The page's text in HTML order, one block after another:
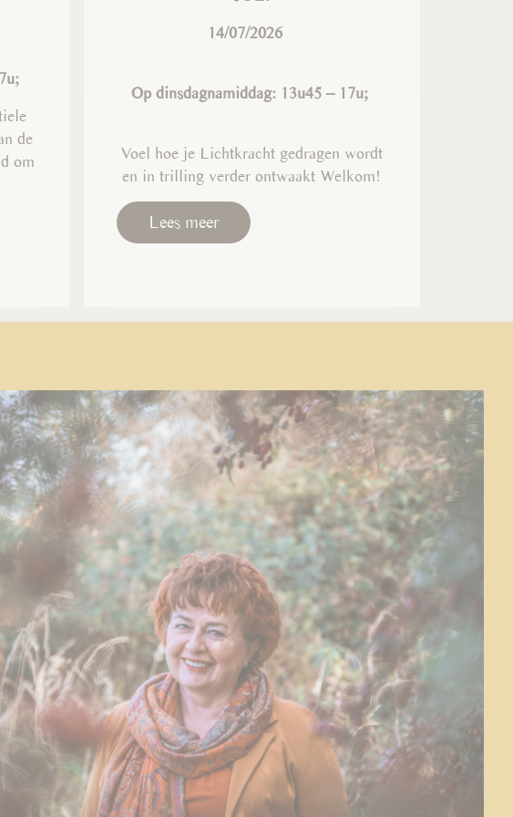
de
om
14/07/2026
Op dinsdagnamiddag: 13u45 – 17u;
Voel hoe je Lichtkracht gedragen wordt
en in trilling verder ontwaakt Welkom!
Lees meer